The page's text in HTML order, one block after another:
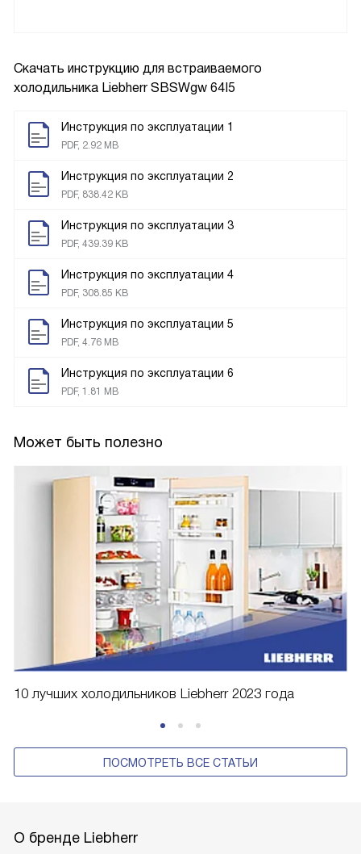
Скачать инструкцию для встраиваемого
холодильника Liebherr SBSWgw 64I5
Инструкция по эксплуатации 1
PDF, 2.92 MB
Инструкция по эксплуатации 2
PDF, 838.42 KB
Инструкция по эксплуатации 3
PDF, 439.39 KB
Инструкция по эксплуатации 4
PDF, 308.85 KB
Инструкция по эксплуатации 5
PDF, 4.76 MB
Инструкция по эксплуатации 6
PDF, 1.81 MB
Может быть полезно
10 лучших холодильников Liebherr 2023 года
ПОСМОТРЕТЬ ВСЕ СТАТЬИ
О бренде Liebherr